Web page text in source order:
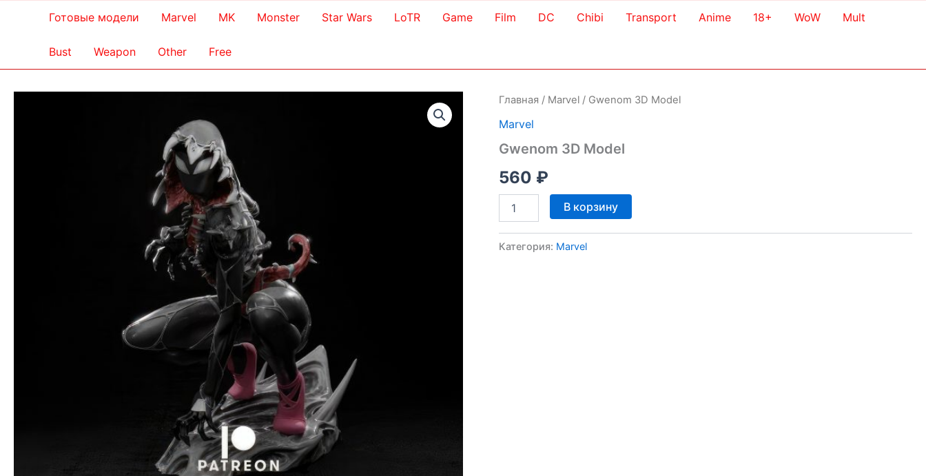
Готовые модели Marvel MK Monster Star Wars LoTR Game Film DC Chibi Transport Anime 18+ WoW Mult
Bust Weapon Other Free
Главная / Marvel / Gwenom 3D Model
Marvel
Gwenom 3D Model
560 ₽
Количество
товара
3D
В корзину
Категория: Marvel